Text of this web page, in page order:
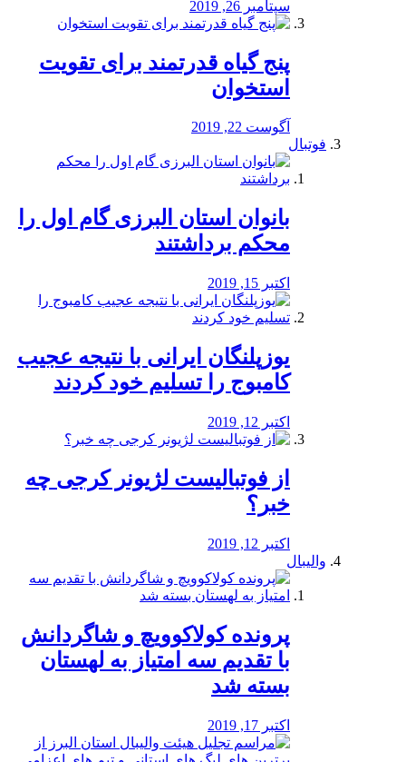
سپتامبر 26, 2019
پنج گیاه قدرتمند برای تقویت
استخوان
آگوست 22, 2019
فوتبال
بانوان استان البرزی گام اول را
محكم برداشتند
اکتبر 15, 2019
یوزپلنگان ایرانی با نتیجه عجیب
کامبوج را تسلیم خود کردند
اکتبر 12, 2019
از فوتبالیست لژیونر کرجی چه
خبر؟
اکتبر 12, 2019
والیبال
پرونده کولاکوویچ و شاگردانش
با تقدیم سه امتیاز به لهستان
بسته شد
اکتبر 17, 2019